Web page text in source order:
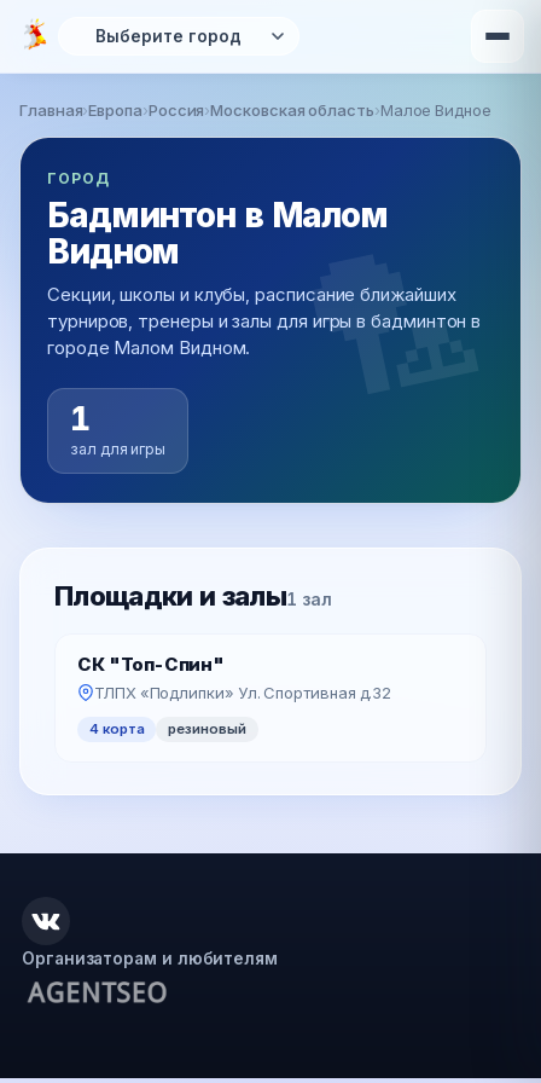
Перейти к основному содержанию
Вы здесь
Главная›Европа›Россия›Московская область›Малое Видное
ГОРОД
Бадминтон в Малом
Видном
Секции, школы и клубы, расписание ближайших
турниров, тренеры и залы для игры в бадминтон в
городе Малом Видном.
1
зал для игры
Площадки и залы1 зал
СК "Топ-Спин"
ТЛПХ «Подлипки» Ул. Спортивная д.32
4 корта резиновый
Организаторам и любителям